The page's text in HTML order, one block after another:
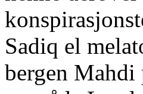
Sadiq el
bergen Mahdi